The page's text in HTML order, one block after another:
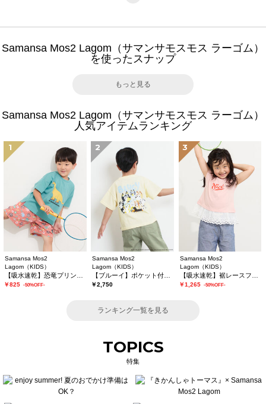
Samansa Mos2 Lagom（サマンサモスモス ラーゴム）
を使ったスナップ
もっと見る
Samansa Mos2 Lagom（サマンサモスモス ラーゴム）
人気アイテムランキング
1
Samansa Mos2
Lagom（KIDS）
￥825 -50%OFF-
2
Samansa Mos2
Lagom（KIDS）
￥2,750
3
Samansa Mos2
Lagom（KIDS）
￥1,265 -50%OFF-
ランキング一覧を見る
TOPICS
特集